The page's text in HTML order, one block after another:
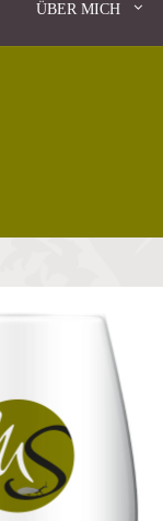
ÜBER MICH